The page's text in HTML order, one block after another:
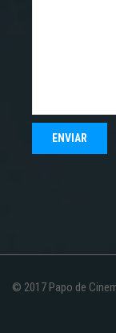
© 2017 Papo de